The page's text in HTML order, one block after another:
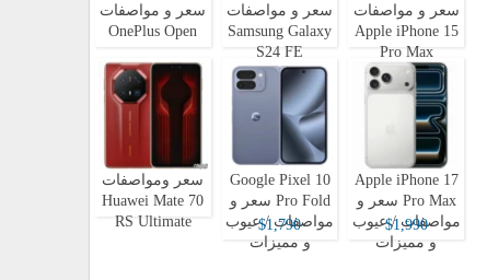
سعر و مواصفات
Apple iPhone 15
Pro Max
سعر و مواصفات
Samsung Galaxy
S24 FE
سعر و مواصفات
OnePlus Open
Apple iPhone 17
Pro Max سعر و
مواصفات / عيوب
و مميزات
$1,990
Google Pixel 10
Pro Fold سعر و
مواصفات / عيوب
و مميزات
$1,790
سعر ومواصفات
Huawei Mate 70
RS Ultimate